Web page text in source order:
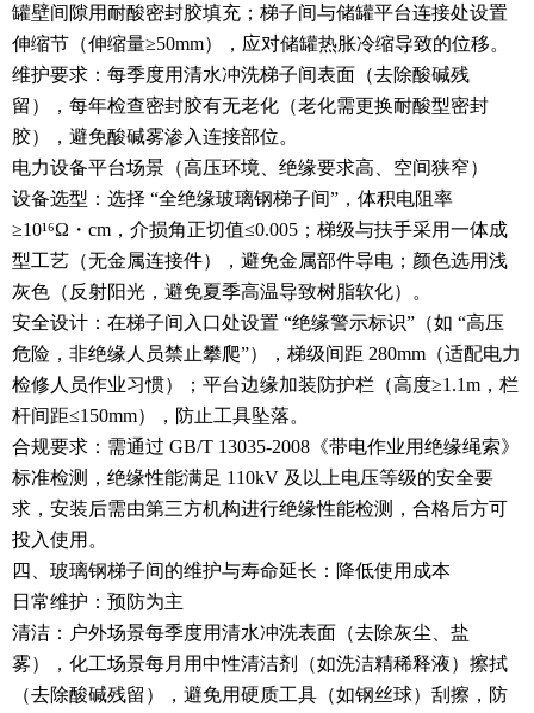
罐壁间隙用耐酸密封胶填充；梯子间与储罐平台连接处设置
伸缩节（伸缩量≥50mm），应对储罐热胀冷缩导致的位移。
维护要求：每季度用清水冲洗梯子间表面（去除酸碱残
留），每年检查密封胶有无老化（老化需更换耐酸型密封
胶），避免酸碱雾渗入连接部位。
电力设备平台场景（高压环境、绝缘要求高、空间狭窄）
设备选型：选择 “全绝缘玻璃钢梯子间”，体积电阻率
≥10¹⁶Ω・cm，介损角正切值≤0.005；梯级与扶手采用一体成
型工艺（无金属连接件），避免金属部件导电；颜色选用浅
灰色（反射阳光，避免夏季高温导致树脂软化）。
安全设计：在梯子间入口处设置 “绝缘警示标识”（如 “高压
危险，非绝缘人员禁止攀爬”），梯级间距 280mm（适配电力
检修人员作业习惯）；平台边缘加装防护栏（高度≥1.1m，栏
杆间距≤150mm），防止工具坠落。
合规要求：需通过 GB/T 13035-2008《带电作业用绝缘绳索》
标准检测，绝缘性能满足 110kV 及以上电压等级的安全要
求，安装后需由第三方机构进行绝缘性能检测，合格后方可
投入使用。
四、玻璃钢梯子间的维护与寿命延长：降低使用成本
日常维护：预防为主
清洁：户外场景每季度用清水冲洗表面（去除灰尘、盐
雾），化工场景每月用中性清洁剂（如洗洁精稀释液）擦拭
（去除酸碱残留），避免用硬质工具（如钢丝球）刮擦，防